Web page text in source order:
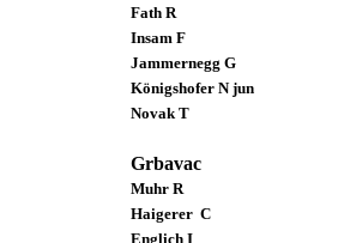
Fath R
Insam F
Jammernegg G
Königshofer N jun
Novak T
Grbavac
Muhr R
Haigerer C
Englich I